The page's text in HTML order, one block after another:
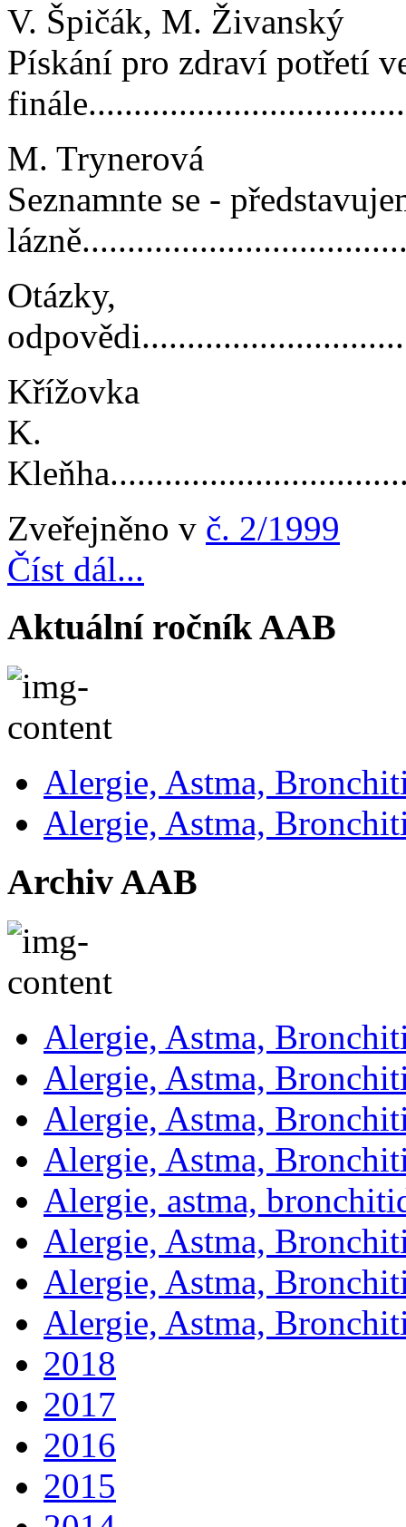
V. Špičák, M. Živanský
Pískání pro zdraví potřetí
M. Trynerová
Seznamnte se -
Otázky,
Křížovka
K.
Zveřejněno v č. 2/1999
Číst dál...
Aktuální ročník AAB
Alergie, Astma,
Alergie, Astma,
Archiv AAB
Alergie, Astma,
Alergie, Astma,
Alergie, Astma,
Alergie, Astma,
Alergie, astma,
Alergie, Astma,
Alergie, Astma,
Alergie, Astma,
2018
2017
2016
2015